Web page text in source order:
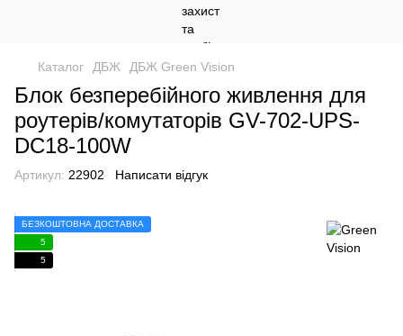
Каталог ДБЖ ДБЖ Green Vision
Блок безперебійного живлення для
роутерів/комутаторів GV-702-UPS-
DC18-100W
Артикул: 22902 Написати відгук
БЕЗКОШТОВНА ДОСТАВКА
5
5